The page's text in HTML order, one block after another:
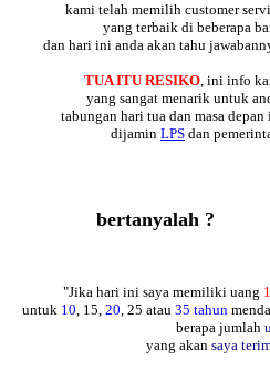
kami telah memilih customer
yang terbaik di beberapa
dan hari ini anda akan tahu
TUA ITU RESIKO, ini info
yang sangat menarik untuk
tabungan hari tua dan masa
dijamin LPS dan
bertanyalah ?
"Jika hari ini saya memiliki uang
untuk 10, 15, 20, 25 atau 35 tahun
berapa jumlah
yang akan saya